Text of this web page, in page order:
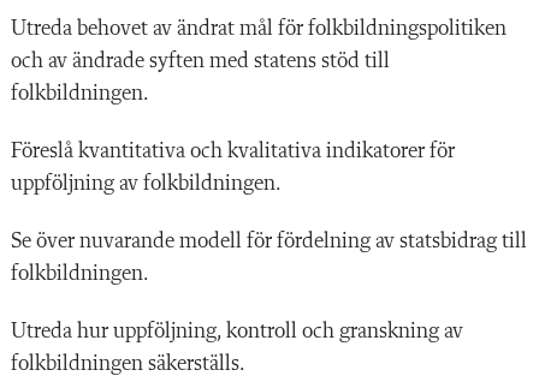
Utreda behovet av ändrat mål för folkbildningspolitiken
och av ändrade syften med statens stöd till
folkbildningen.
Föreslå kvantitativa och kvalitativa indikatorer för
uppföljning av folkbildningen.
Se över nuvarande modell för fördelning av statsbidrag till
folkbildningen.
Utreda hur uppföljning, kontroll och granskning av
folkbildningen säkerställs.